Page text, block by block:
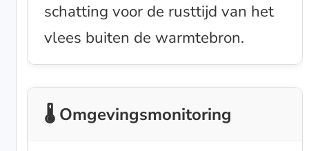
schatting voor de rusttijd van het
vlees buiten de warmtebron.
🌡️ Omgevingsmonitoring